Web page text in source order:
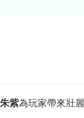
紫為玩家帶來壯